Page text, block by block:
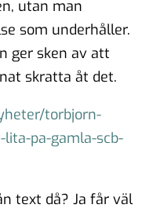
utan man
som underhåller.
ger sken av att
skratta åt det.
torbjorn-
pa-gamla-scb-
text då? Ja får väl